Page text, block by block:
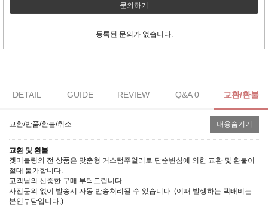
문의하기
등록된 문의가 없습니다.
DETAIL GUIDE REVIEW Q&A 0 교환/환불
교환/반품/환불/취소 내용숨기기
교환 및 환불
겟미블링의 전 상품은 맞춤형 커스텀주얼리로 단순변심에 의한 교환 및 환불이
절대 불가합니다.
고객님의 신중한 구매 부탁드립니다.
사전문의 없이 발송시 자동 반송처리될 수 있습니다. (이때 발생하는 택배비는
본인부담입니다.)